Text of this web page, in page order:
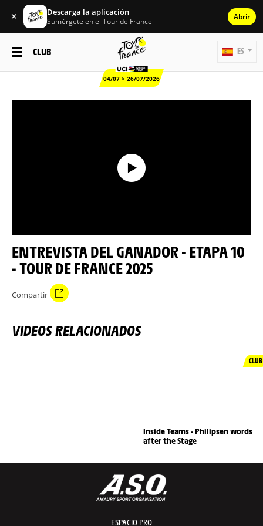
✕ Descarga la aplicación
Sumérgete en el Tour de France Abrir
CLUB
04/07 > 26/07/2026
ES
ENTREVISTA DEL GANADOR - ETAPA 10
- TOUR DE FRANCE 2025
Compartir
VIDEOS RELACIONADOS
CLUB
Inside Teams - Philipsen words
after the Stage
ESPACIO PRO